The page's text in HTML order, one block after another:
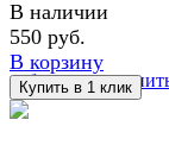
избранное
В наличии
550 руб.
В корзину